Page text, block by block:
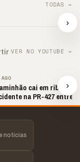
TODAS →
📢 Noite
chega
oração
›
VER NO YOUTUBE →
cai em
na PR-427 entre
e Lapa
›
notícias